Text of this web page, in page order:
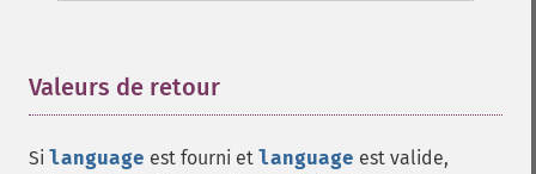
Valeurs de retour
Si language est fourni et language est valide,